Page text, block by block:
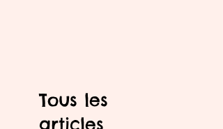
Tous les
articles